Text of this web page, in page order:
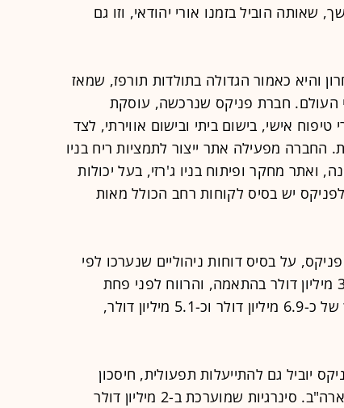
הוביל בזמנו אורי יהודאי, וזו גם
והיא כאמור הגדולה בתולדות תורפז, שמאז
רכישות ברחבי העולם. חברת פניקס שנרכשה, עוסקת
טיפוח אישי, בישום ביתי ובישום אווירתי, לצד
החברה מפעילה אתר ייצור לתמציות ריח בניו
ואתר מחקר ופיתוח בניו ג'רזי, בעל יכולות
יש בסיס לקוחות רחב הכולל מאות
הכנסות פניקס, על בסיס דוחות ניהוליים שנערכו לפי
כללי IFRS, בכ-36.8 מיליון דולר וכ-36.6 מיליון דולר בהתאמה, והרווח לפני פחת
מיסים והפחתות (EBITDA) עמד על סך של כ-6.9 מיליון דולר וכ-5.1 מיליון דולר,
יוביל גם להתייעלות תפעולית, חיסכון
בעלויות ושיפור מבנה ההוצאות שלה בארה"ב. סינרגיות שמוערכת ב-2 מיליון דולר